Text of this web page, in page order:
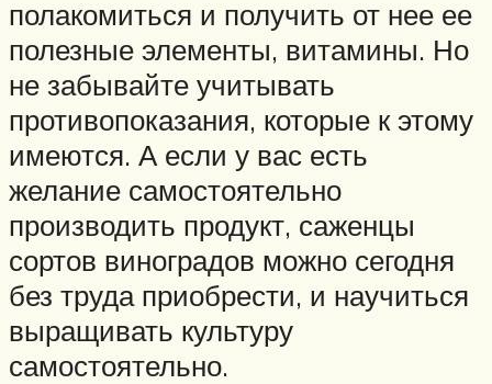
полакомиться и получить от нее ее
полезные элементы, витамины. Но
не забывайте учитывать
противопоказания, которые к этому
имеются. А если у вас есть
желание самостоятельно
производить продукт, саженцы
сортов виноградов можно сегодня
без труда приобрести, и научиться
выращивать культуру
самостоятельно.